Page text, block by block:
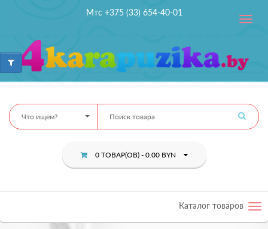
Мтс +375 (33) 654-40-01
Toggle
Что ищем?
0 ТОВАР(ОВ) - 0.00 BYN
Каталог товаров